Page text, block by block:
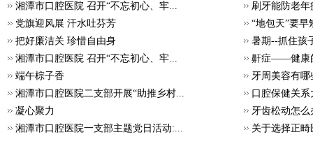
湘潭市口腔医院 召开“不忘初心、牢...
党旗迎风展 汗水吐芬芳
把好廉洁关 珍惜自由身
湘潭市口腔医院 召开“不忘初心、牢...
端午棕子香
湘潭市口腔医院二支部开展“助推乡村...
凝心聚力
湘潭市口腔医院一支部主题党日活动:...
刷牙能防老年
“地包天”要早
暑期--抓住孩
鼾症——健康
牙周美容有哪
口腔保健关系
牙齿松动怎么
关于选择正